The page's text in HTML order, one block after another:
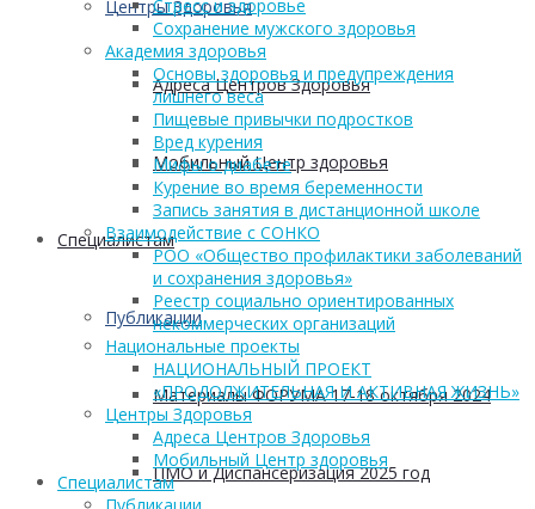
Центры Здоровья
Адреса Центров Здоровья
Мобильный Центр здоровья
Cпециалистам
Публикации
Материалы ФОРУМА 17-18 октября 2024
ПМО и Диспансеризация 2025 год
Стресс и здоровье
Сохранение мужского здоровья
Академия здоровья
Основы здоровья и предупреждения
лишнего веса
Пищевые привычки подростков
Вред курения
Мифы о диабете
Курение во время беременности
Запись занятия в дистанционной школе
Взаимодействие с СОНКО
РОО «Общество профилактики заболеваний
и сохранения здоровья»
Реестр социально ориентированных
некоммерческих организаций
Национальные проекты
НАЦИОНАЛЬНЫЙ ПРОЕКТ
«ПРОДОЛЖИТЕЛЬНАЯ И АКТИВНАЯ ЖИЗНЬ»
Центры Здоровья
Адреса Центров Здоровья
Мобильный Центр здоровья
Cпециалистам